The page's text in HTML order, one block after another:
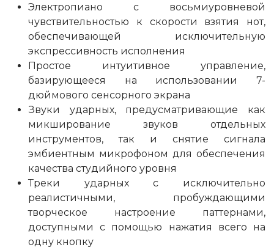
Электропиано с восьмиуровневой
чувствительностью к скорости взятия нот,
обеспечивающей исключительную
экспрессивность исполнения
Простое интуитивное управление,
базирующееся на использовании 7-
дюймового сенсорного экрана
Звуки ударных, предусматривающие как
микширование звуков отдельных
инструментов, так и снятие сигнала
эмбиентным микрофоном для обеспечения
качества студийного уровня
Треки ударных с исключительно
реалистичными, пробуждающими
творческое настроение паттернами,
доступными с помощью нажатия всего на
одну кнопку